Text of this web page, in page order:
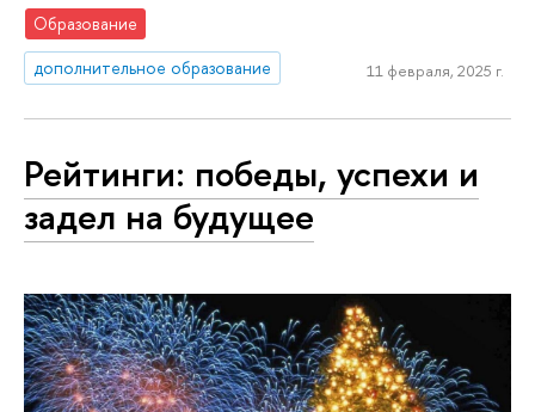
Образование
дополнительное образование
11 февраля, 2025 г.
Рейтинги: победы, успехи и
задел на будущее